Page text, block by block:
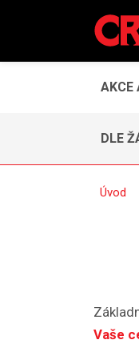
AKCE
DLE
Úvod
Vaše